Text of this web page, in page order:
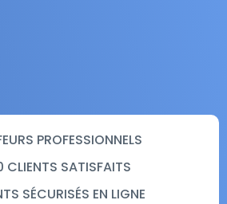
PROFESSIONNELS
SATISFAITS
SÉCURISÉS EN LIGNE